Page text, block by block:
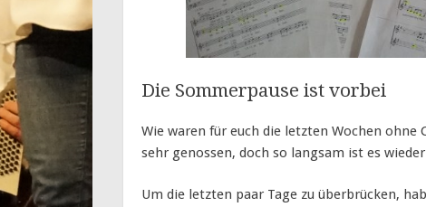
Die Sommerpause ist vorbei
Wie waren für euch die letzten Wochen
sehr genossen, doch so langsam ist es
Um die letzten paar Tage zu überbrücken,